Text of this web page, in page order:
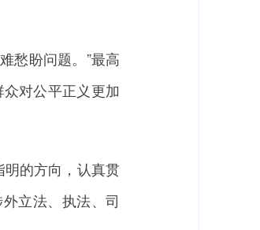
愁盼问题。”最高
对公平正义更加
的方向，认真贯
立法、执法、司